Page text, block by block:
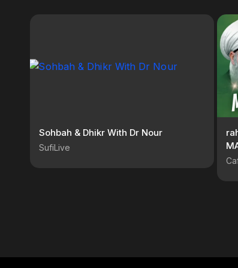
Sohbah & Dhikr With Dr Nour
SufiLive